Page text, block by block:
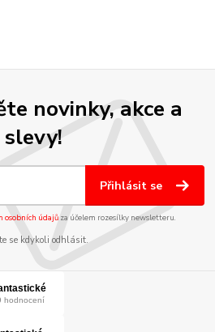
novinky, akce a
slevy!
Přihlásit se
osobních údajůza účelem rozesílky newsletteru.
se kdykoli odhlásit.